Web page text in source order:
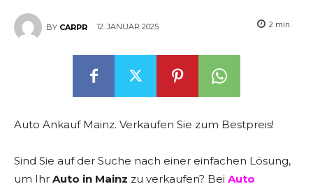
BY CARPR 12. JANUAR 2025 2 min.
Auto Ankauf Mainz. Verkaufen Sie zum Bestpreis!
Sind Sie auf der Suche nach einer einfachen Lösung,
um Ihr Auto in Mainz zu verkaufen? Bei Auto